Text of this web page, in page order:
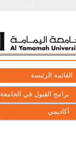
القائمة الرئيسة
برامج القبول في الجامعة
أكاديمي